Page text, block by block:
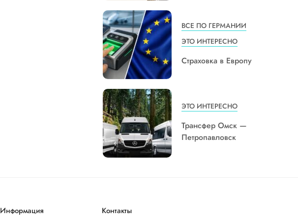
ВСЕ ПО ГЕРМАНИИ
ЭТО ИНТЕРЕСНО
Страховка в Европу
ЭТО ИНТЕРЕСНО
Трансфер Омск —
Петропавловск
Информация Контакты